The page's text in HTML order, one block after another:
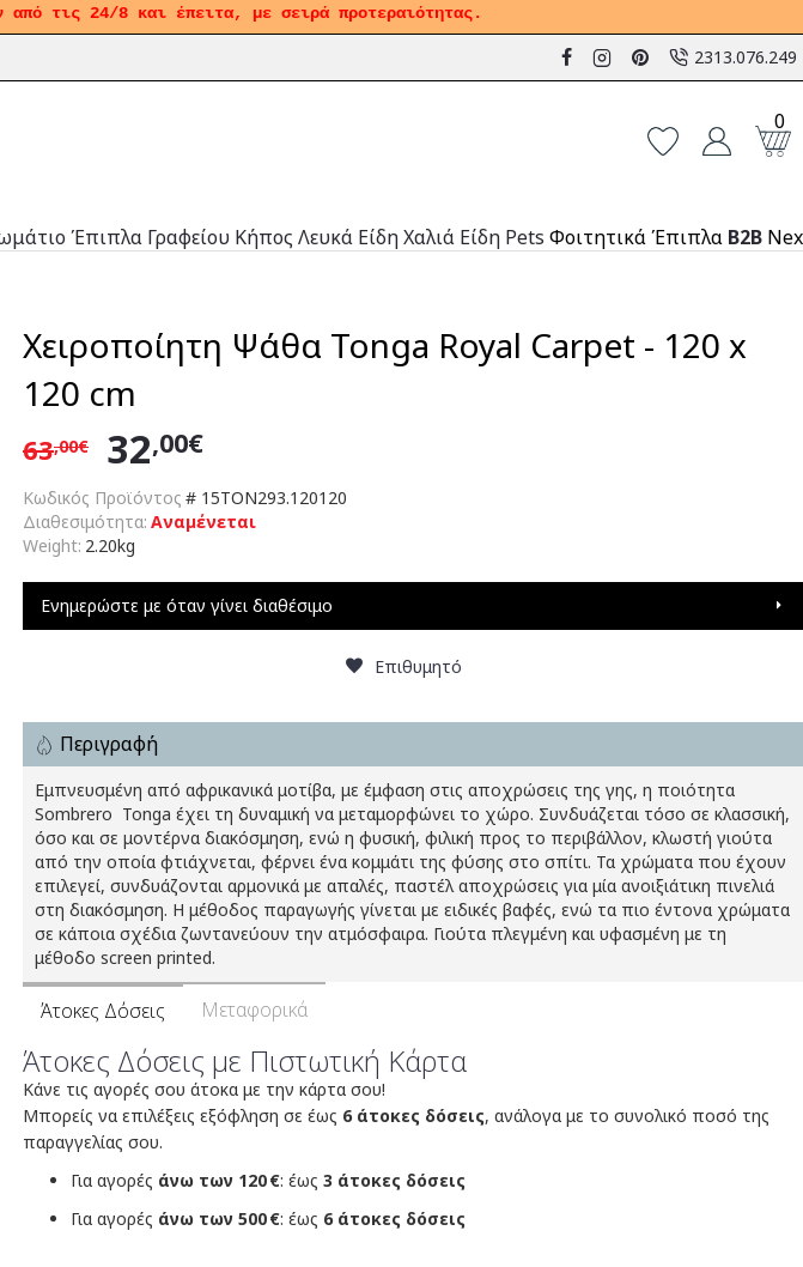
από τις 24/8 και έπειτα, με σειρά προτεραιότητας.
2313.076.249
0
Έπιπλα Γραφείου Κήπος Λευκά ΕίδηΧαλιά Είδη Pets Φοιτητικά Έπιπλα B2B
Χειροποίητη Ψάθα Tonga Royal Carpet - 120 x
120 cm
Κωδικός Προϊόντος # 15TON293.120120
Διαθεσιμότητα: Αναμένεται
Weight: 2.20kg
32,00€
63,00€
Ενημερώστε με όταν γίνει διαθέσιμο
Επιθυμητό
Περιγραφή
Εμπνευσμένη από αφρικανικά μοτίβα, με έμφαση στις αποχρώσεις της γης, η ποιότητα
Sombrero  Tonga έχει τη δυναμική να μεταμορφώνει το χώρο. Συνδυάζεται τόσο σε κλασσική,
όσο και σε μοντέρνα διακόσμηση, ενώ η φυσική, φιλική προς το περιβάλλον, κλωστή γιούτα
από την οποία φτιάχνεται, φέρνει ένα κομμάτι της φύσης στο σπίτι. Τα χρώματα που έχουν
επιλεγεί, συνδυάζονται αρμονικά με απαλές, παστέλ αποχρώσεις για μία ανοιξιάτικη πινελιά
στη διακόσμηση. Η μέθοδος παραγωγής γίνεται με ειδικές βαφές, ενώ τα πιο έντονα χρώματα
σε κάποια σχέδια ζωντανεύουν την ατμόσφαιρα. Γιούτα πλεγμένη και υφασμένη με τη
μέθοδο screen printed.
Άτοκες Δόσεις Μεταφορικά
Άτοκες Δόσεις με Πιστωτική Κάρτα
Κάνε τις αγορές σου άτοκα με την κάρτα σου!
Μπορείς να επιλέξεις εξόφληση σε έως 6 άτοκες δόσεις, ανάλογα με το συνολικό ποσό της
παραγγελίας σου.
Για αγορές άνω των 120 €: έως 3 άτοκες δόσεις
Για αγορές άνω των 500 €: έως 6 άτοκες δόσεις